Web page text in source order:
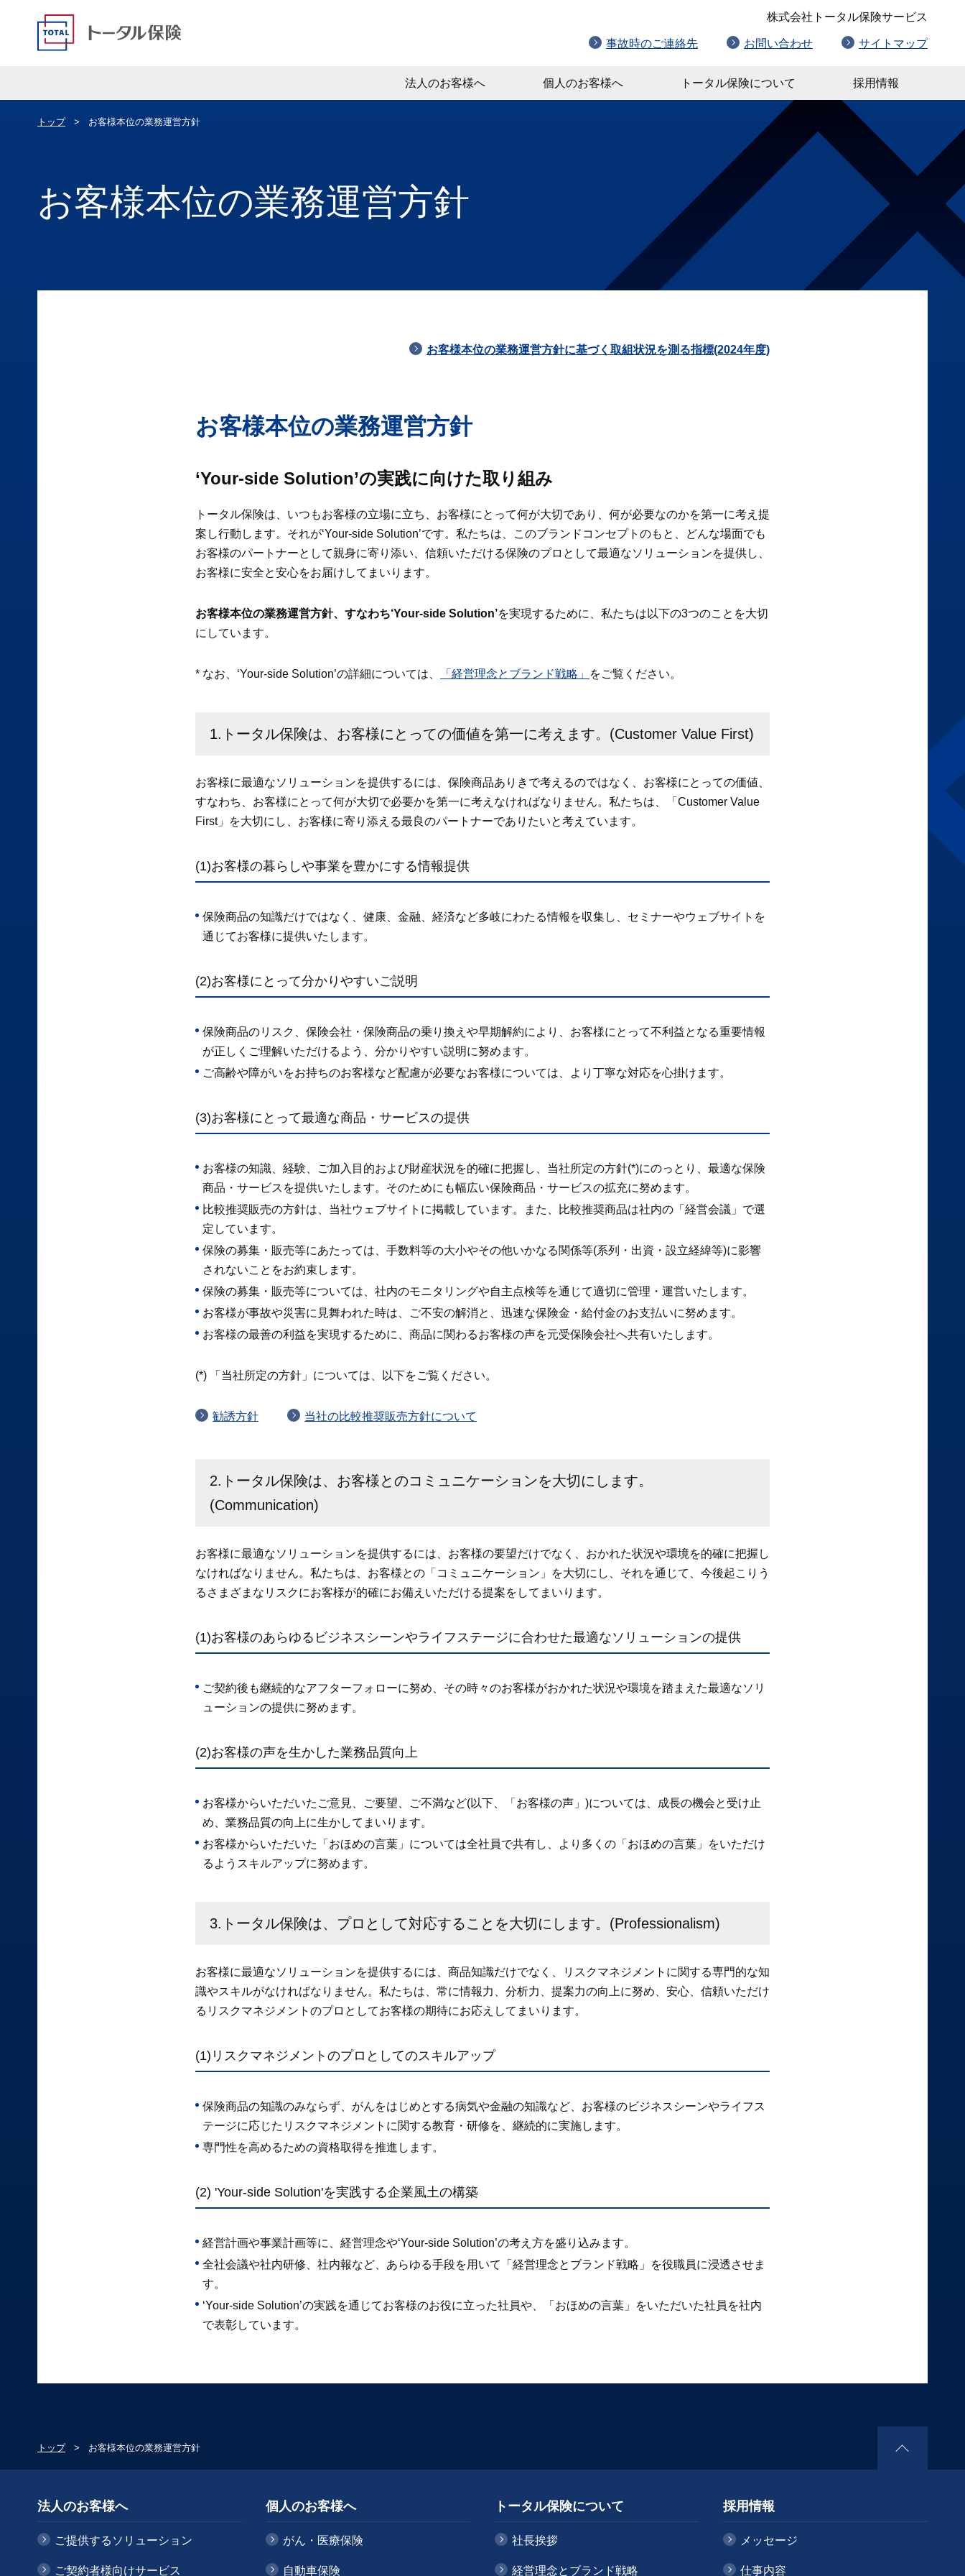
株式会社トータル保険サービス
事故時のご連絡先 お問い合わせ サイトマップ
法人のお客様へ 個人のお客様へ トータル保険について 採用情報
トップ お客様本位の業務運営方針
お客様本位の業務運営方針
お客様本位の業務運営方針に基づく取組状況を測る指標(2024年度)
お客様本位の業務運営方針
‘Your-side Solution’の実践に向けた取り組み
トータル保険は、いつもお客様の立場に立ち、お客様にとって何が大切であり、何が必要なのかを第一に考え提
案し行動します。それが‘Your-side Solution’です。私たちは、このブランドコンセプトのもと、どんな場面でも
お客様のパートナーとして親身に寄り添い、信頼いただける保険のプロとして最適なソリューションを提供し、
お客様に安全と安心をお届けしてまいります。
お客様本位の業務運営方針、すなわち‘Your-side Solution’を実現するために、私たちは以下の3つのことを大切
にしています。
* なお、‘Your-side Solution’の詳細については、 「経営理念とブランド戦略」 をご覧ください。
1.トータル保険は、お客様にとっての価値を第一に考えます。(Customer Value First)
お客様に最適なソリューションを提供するには、保険商品ありきで考えるのではなく、お客様にとっての価値、
すなわち、お客様にとって何が大切で必要かを第一に考えなければなりません。私たちは、「Customer Value
First」を大切にし、お客様に寄り添える最良のパートナーでありたいと考えています。
(1)お客様の暮らしや事業を豊かにする情報提供
保険商品の知識だけではなく、健康、金融、経済など多岐にわたる情報を収集し、セミナーやウェブサイトを
通じてお客様に提供いたします。
(2)お客様にとって分かりやすいご説明
保険商品のリスク、保険会社・保険商品の乗り換えや早期解約により、お客様にとって不利益となる重要情報
が正しくご理解いただけるよう、分かりやすい説明に努めます。
ご高齢や障がいをお持ちのお客様など配慮が必要なお客様については、より丁寧な対応を心掛けます。
(3)お客様にとって最適な商品・サービスの提供
お客様の知識、経験、ご加入目的および財産状況を的確に把握し、当社所定の方針(*)にのっとり、最適な保険
商品・サービスを提供いたします。そのためにも幅広い保険商品・サービスの拡充に努めます。
比較推奨販売の方針は、当社ウェブサイトに掲載しています。また、比較推奨商品は社内の「経営会議」で選
定しています。
保険の募集・販売等にあたっては、手数料等の大小やその他いかなる関係等(系列・出資・設立経緯等)に影響
されないことをお約束します。
保険の募集・販売等については、社内のモニタリングや自主点検等を通じて適切に管理・運営いたします。
お客様が事故や災害に見舞われた時は、ご不安の解消と、迅速な保険金・給付金のお支払いに努めます。
お客様の最善の利益を実現するために、商品に関わるお客様の声を元受保険会社へ共有いたします。
(*) 「当社所定の方針」については、以下をご覧ください。
勧誘方針 当社の比較推奨販売方針について
2.トータル保険は、お客様とのコミュニケーションを大切にします。
(Communication)
お客様に最適なソリューションを提供するには、お客様の要望だけでなく、おかれた状況や環境を的確に把握し
なければなりません。私たちは、お客様との「コミュニケーション」を大切にし、それを通じて、今後起こりう
るさまざまなリスクにお客様が的確にお備えいただける提案をしてまいります。
(1)お客様のあらゆるビジネスシーンやライフステージに合わせた最適なソリューションの提供
ご契約後も継続的なアフターフォローに努め、その時々のお客様がおかれた状況や環境を踏まえた最適なソリ
ューションの提供に努めます。
(2)お客様の声を生かした業務品質向上
お客様からいただいたご意見、ご要望、ご不満など(以下、「お客様の声」)については、成長の機会と受け止
め、業務品質の向上に生かしてまいります。
お客様からいただいた「おほめの言葉」については全社員で共有し、より多くの「おほめの言葉」をいただけ
るようスキルアップに努めます。
3.トータル保険は、プロとして対応することを大切にします。(Professionalism)
お客様に最適なソリューションを提供するには、商品知識だけでなく、リスクマネジメントに関する専門的な知
識やスキルがなければなりません。私たちは、常に情報力、分析力、提案力の向上に努め、安心、信頼いただけ
るリスクマネジメントのプロとしてお客様の期待にお応えしてまいります。
(1)リスクマネジメントのプロとしてのスキルアップ
保険商品の知識のみならず、がんをはじめとする病気や金融の知識など、お客様のビジネスシーンやライフス
テージに応じたリスクマネジメントに関する教育・研修を、継続的に実施します。
専門性を高めるための資格取得を推進します。
(2) 'Your-side Solution'を実践する企業風土の構築
経営計画や事業計画等に、経営理念や‘Your-side Solution’の考え方を盛り込みます。
全社会議や社内研修、社内報など、あらゆる手段を用いて「経営理念とブランド戦略」を役職員に浸透させま
す。
‘Your-side Solution’の実践を通じてお客様のお役に立った社員や、「おほめの言葉」をいただいた社員を社内
で表彰しています。
トップ お客様本位の業務運営方針
法人のお客様へ
ご提供するソリューション
ご契約者様向けサービス
個人のお客様へ
がん・医療保険
自動車保険
トータル保険について
社長挨拶
経営理念とブランド戦略
採用情報
メッセージ
仕事内容